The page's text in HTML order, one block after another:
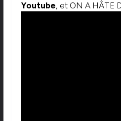
Youtube, et ON A HÂTE